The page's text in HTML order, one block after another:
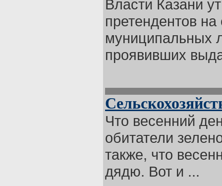
Власти Казани
претендентов
муниципальных
проявивших
Что весенний
обитатели
также, что
дядю. Вот и ...